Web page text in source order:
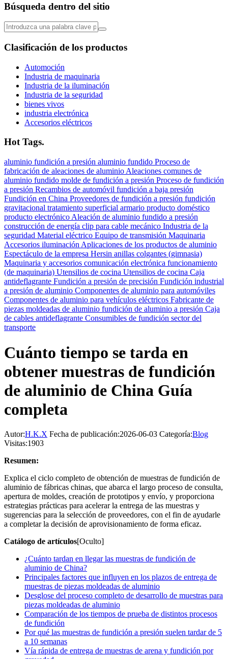
Búsqueda dentro del sitio
Clasificación de los productos
Automoción
Industria de maquinaria
Industria de la iluminación
Industria de la seguridad
bienes vivos
industria electrónica
Accesorios eléctricos
Hot Tags.
aluminio fundición a presión aluminio fundido Proceso de
fabricación de aleaciones de aluminio Aleaciones comunes de
aluminio fundido molde de fundición a presión Proceso de fundición
a presión Recambios de automóvil fundición a baja presión
Fundición en China Proveedores de fundición a presión fundición
gravitacional tratamiento superficial armario producto doméstico
producto electrónico Aleación de aluminio fundido a presión
construcción de energía clip para cable mecánico Industria de la
seguridad Material eléctrico Equipo de transmisión Maquinaria
Accesorios iluminación Aplicaciones de los productos de aluminio
Espectáculo de la empresa Hersin anillas colgantes (gimnasia)
Maquinaria y accesorios comunicación electrónica funcionamiento
(de maquinaria) Utensilios de cocina Utensilios de cocina Caja
antideflagrante Fundición a presión de precisión Fundición industrial
a presión de aluminio Componentes de aluminio para automóviles
Componentes de aluminio para vehículos eléctricos Fabricante de
piezas moldeadas de aluminio fundición de aluminio a presión Caja
de cables antideflagrante Consumibles de fundición sector del
transporte
Cuánto tiempo se tarda en
obtener muestras de fundición
de aluminio de China Guía
completa
Autor:H.K.X Fecha de publicación:2026-06-03 Categoría:Blog
Visitas:1903
Resumen:
Explica el ciclo completo de obtención de muestras de fundición de
aluminio de fábricas chinas, que abarca el largo proceso de consulta,
apertura de moldes, creación de prototipos y envío, y proporciona
estrategias prácticas para acelerar la entrega de las muestras y
sugerencias para la selección de proveedores, con el fin de ayudarle
a completar la decisión de aprovisionamiento de forma eficaz.
Catálogo de artículos[Oculto]
¿Cuánto tardan en llegar las muestras de fundición de
aluminio de China?
Principales factores que influyen en los plazos de entrega de
muestras de piezas moldeadas de aluminio
Desglose del proceso completo de desarrollo de muestras para
piezas moldeadas de aluminio
Comparación de los tiempos de prueba de distintos procesos
de fundición
Por qué las muestras de fundición a presión suelen tardar de 5
a 10 semanas
Vía rápida de entrega de muestras de arena y fundición por